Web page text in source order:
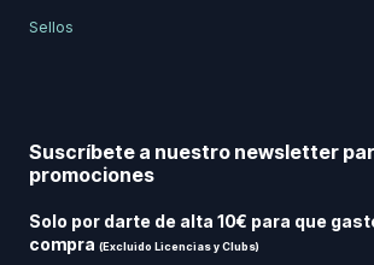
Sellos
Suscríbete a nuestro newsletter
promociones
Solo por darte de alta 10€ para que
compra (Excluido Licencias y Clubs)